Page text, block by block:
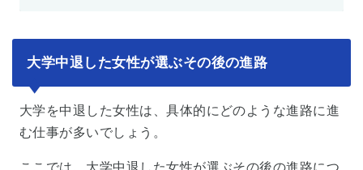
大学中退した女性が選ぶその後の進路
大学を中退した女性は、具体的にどのような進路に進
む仕事が多いでしょう。